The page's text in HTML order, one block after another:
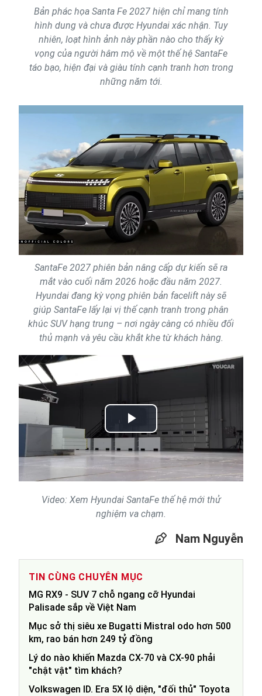
Bản phác họa Santa Fe 2027 hiện chỉ mang tính
hình dung và chưa được Hyundai xác nhận. Tuy
nhiên, loạt hình ảnh này phần nào cho thấy kỳ
vọng của người hâm mộ về một thế hệ SantaFe
táo bạo, hiện đại và giàu tính cạnh tranh hơn trong
những năm tới.
SantaFe 2027 phiên bản nâng cấp dự kiến sẽ ra
mắt vào cuối năm 2026 hoặc đầu năm 2027.
Hyundai đang kỳ vọng phiên bản facelift này sẽ
giúp SantaFe lấy lại vị thế cạnh tranh trong phân
khúc SUV hạng trung – nơi ngày càng có nhiều đối
thủ mạnh và yêu cầu khắt khe từ khách hàng.
Play
Video
Video: Xem Hyundai SantaFe thế hệ mới thử
nghiệm va chạm.
Nam Nguyễn
TIN CÙNG CHUYÊN MỤC
MG RX9 - SUV 7 chỗ ngang cỡ Hyundai
Palisade sắp về Việt Nam
Mục sở thị siêu xe Bugatti Mistral odo hơn 500
km, rao bán hơn 249 tỷ đồng
Lý do nào khiến Mazda CX-70 và CX-90 phải
"chật vật" tìm khách?
Volkswagen ID. Era 5X lộ diện, "đối thủ" Toyota